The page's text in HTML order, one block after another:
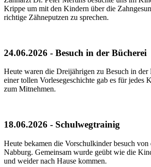
Krippe um mit den Kindern über die
richtige Zähneputzen zu sprechen.
24.06.2026 - Besuch in der Bücherei
Heute waren die Dreijährigen zu Besuch in der
einer tollen Vorlesegeschichte gab es für jedes
zum Mitnehmen.
18.06.2026 - Schulwegtrainig
Heute bekamen die Vorschulkinder besuch von
Nabburg. Gemeinsam wurde geübt wie die
und weider nach Hause kommen.